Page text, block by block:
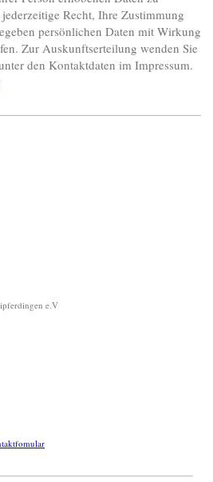
Recht, Ihre Zustimmung
persönlichen Daten mit Wirkung
Zur Auskunftserteilung wenden Sie
den Kontaktdaten im Impressum.
e.V